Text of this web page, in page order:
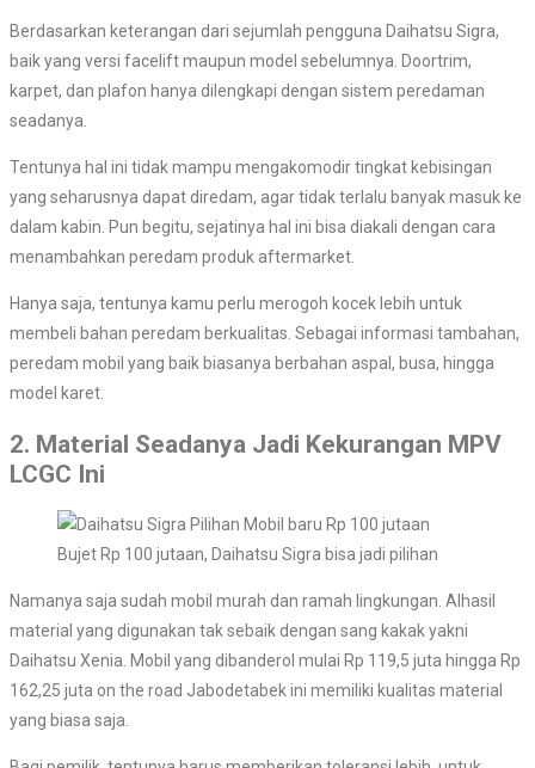
Berdasarkan keterangan dari sejumlah pengguna Daihatsu Sigra,
baik yang versi facelift maupun model sebelumnya. Doortrim,
karpet, dan plafon hanya dilengkapi dengan sistem peredaman
seadanya.
Tentunya hal ini tidak mampu mengakomodir tingkat kebisingan
yang seharusnya dapat diredam, agar tidak terlalu banyak masuk ke
dalam kabin. Pun begitu, sejatinya hal ini bisa diakali dengan cara
menambahkan peredam produk aftermarket.
Hanya saja, tentunya kamu perlu merogoh kocek lebih untuk
membeli bahan peredam berkualitas. Sebagai informasi tambahan,
peredam mobil yang baik biasanya berbahan aspal, busa, hingga
model karet.
2. Material Seadanya Jadi Kekurangan MPV
LCGC Ini
Bujet Rp 100 jutaan, Daihatsu Sigra bisa jadi pilihan
Namanya saja sudah mobil murah dan ramah lingkungan. Alhasil
material yang digunakan tak sebaik dengan sang kakak yakni
Daihatsu Xenia. Mobil yang dibanderol mulai Rp 119,5 juta hingga Rp
162,25 juta on the road Jabodetabek ini memiliki kualitas material
yang biasa saja.